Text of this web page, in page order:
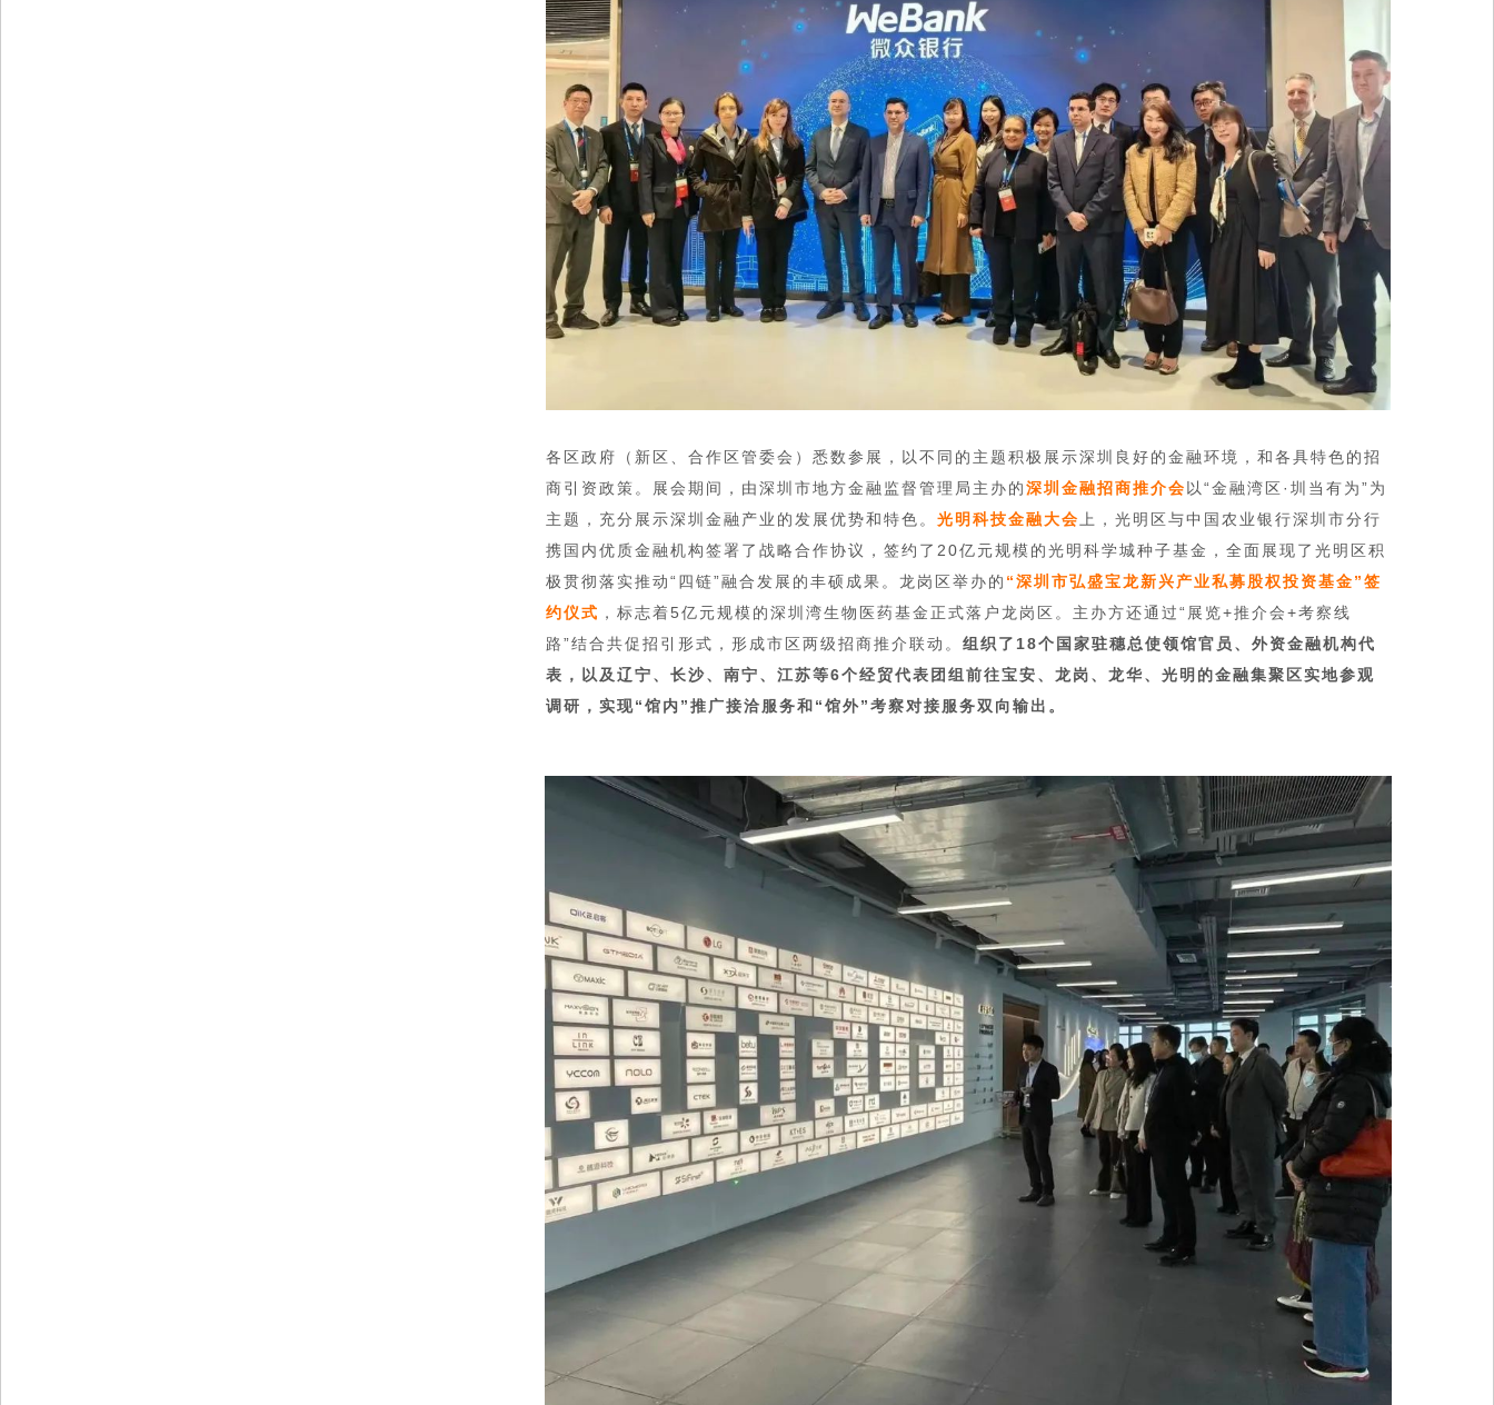
各区政府（新区、合作区管委会）悉数参展，以不同的主题积极展示深圳良好的金融环境，和各具特色的招
商引资政策。展会期间，由深圳市地方金融监督管理局主办的深圳金融招商推介会 以“金融湾区·圳当有为”为
主题，充分展示深圳金融产业的发展优势和特色。光明科技金融大会 上，光明区与中国农业银行深圳市分行
携国内优质金融机构签署了战略合作协议，签约了20亿元规模的光明科学城种子基金，全面展现了光明区积
极贯彻落实推动“四链”融合发展的丰硕成果。龙岗区举办的 “深圳市弘盛宝龙新兴产业私募股权投资基金”签
约仪式 ，标志着5亿元规模的深圳湾生物医药基金正式落户龙岗区。主办方还通过“展览+推介会+考察线
路”结合共促招引形式，形成市区两级招商推介联动。组织了18个国家驻穗总使领馆官员、外资金融机构代
表，以及辽宁、长沙、南宁、江苏等6个经贸代表团组前往宝安、龙岗、龙华、光明的金融集聚区实地参观
调研，实现“馆内”推广接洽服务和“馆外”考察对接服务双向输出。